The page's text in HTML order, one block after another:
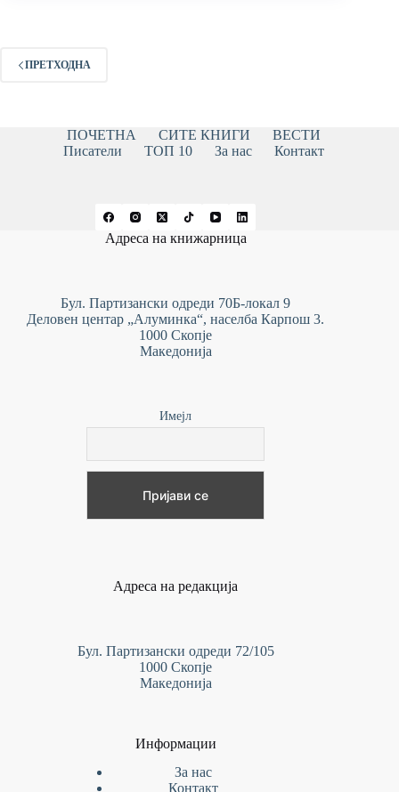
ПРЕТХОДНА
ПОЧЕТНА СИТЕ КНИГИ
ВЕСТИ
Писатели
ТОП 10 За нас Контакт
Адреса на книжарница
Бул. Партизански одреди 70Б-локал 9
Деловен центар „Алуминка“, населба Карпош 3.
1000 Скопје
Македонија
Имејл
Адреса на редакција
Бул. Партизански одреди 72/105
1000 Скопје
Македонија
Информации
За нас
Контакт